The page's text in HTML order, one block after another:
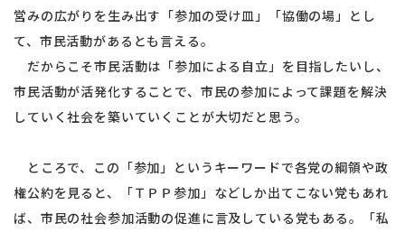
営みの広がりを生み出す「参加の受け皿」「協働の場」とし
て、市民活動があるとも言える。
だからこそ市民活動は「参加による自立」を目指したいし、
市民活動が活発化することで、市民の参加によって課題を解決
していく社会を築いていくことが大切だと思う。
ところで、この「参加」というキーワードで各党の綱領や政
権公約を見ると、「ＴＰＰ参加」などしか出てこない党もあれ
ば、市民の社会参加活動の促進に言及している党もある。「私